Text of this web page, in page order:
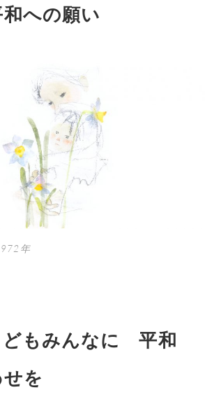
への願い
年
どもみんなに 平和
を